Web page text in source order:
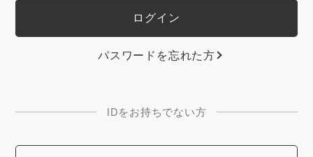
パスワードを忘れた方
IDをお持ちでない方